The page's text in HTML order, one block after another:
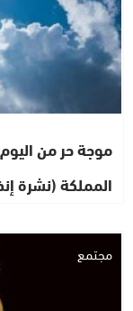
موجة حر من
المملكة (نشرة
مجتمع